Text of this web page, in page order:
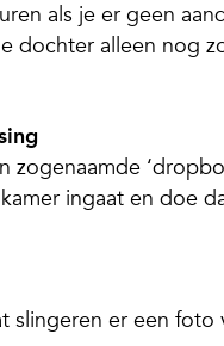
als je er geen
dochter alleen nog
ingaat en doe
slingeren er een